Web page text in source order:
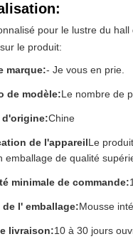
pour le lustre du hall
le produit:
marque:- Je vous en prie.
de modèle:Le nombre de
d'origine:Chine
de l'appareilLe
emballage de qualité
minimale de commande:
de l' emballage:Mousse
livraison:10 à 30 jours